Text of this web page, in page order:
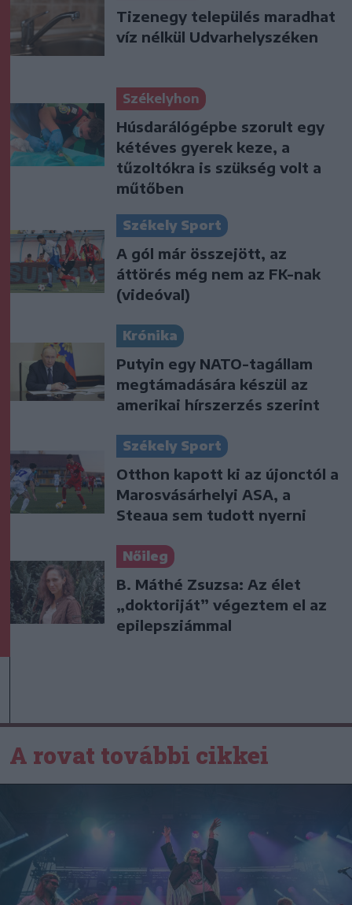
Tizenegy település maradhat
víz nélkül Udvarhelyszéken
Székelyhon
Húsdarálógépbe szorult egy
kétéves gyerek keze, a
tűzoltókra is szükség volt a
műtőben
Székely Sport
A gól már összejött, az
áttörés még nem az FK-nak
(videóval)
Krónika
Putyin egy NATO-tagállam
megtámadására készül az
amerikai hírszerzés szerint
Székely Sport
Otthon kapott ki az újonctól a
Marosvásárhelyi ASA, a
Steaua sem tudott nyerni
Nőileg
B. Máthé Zsuzsa: Az élet
„doktoriját” végeztem el az
epilepsziámmal
A rovat további cikkei